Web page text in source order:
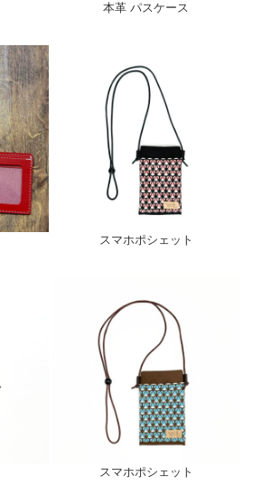
本革 パスケース
スマホポシェット
スマホポシェット